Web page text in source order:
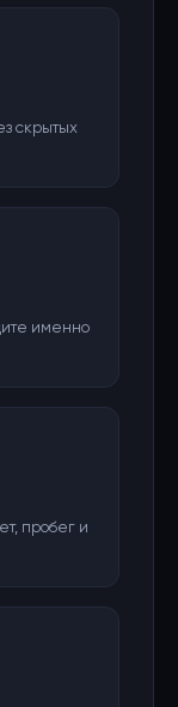
скрытых
именно
пробег и